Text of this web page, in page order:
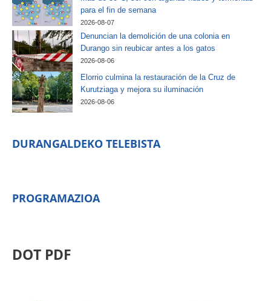
para el fin de semana
2026-08-07
Denuncian la demolición de una colonia en
Durango sin reubicar antes a los gatos
2026-08-06
Elorrio culmina la restauración de la Cruz de
Kurutziaga y mejora su iluminación
2026-08-06
DURANGALDEKO TELEBISTA
PROGRAMAZIOA
DOT PDF